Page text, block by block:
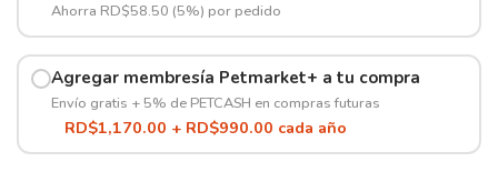
Ahorra RD$58.50 (5%) por pedido
Agregar membresía Petmarket+ a tu compra
Envío gratis + 5% de PETCASH en compras futuras
RD$1,170.00 + RD$990.00 cada año